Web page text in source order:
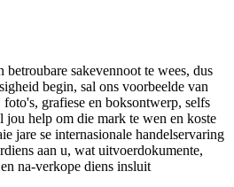
sakevennoot te wees, dus
begin, sal ons voorbeelde van
grafiese en boksontwerp, selfs
help om die mark te wen en koste
jare se internasionale handelservaring
aan u, wat uitvoerdokumente,
na-verkope diens insluit